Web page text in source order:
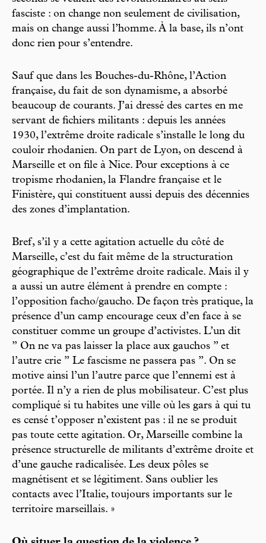
fasciste : on change non seulement de civilisation,
mais on change aussi l’homme. À la base, ils n’ont
donc rien pour s’entendre.
Sauf que dans les Bouches-du-Rhône, l’Action
française, du fait de son dynamisme, a absorbé
beaucoup de courants. J’ai dressé des cartes en me
servant de fichiers militants : depuis les années
1930, l’extrême droite radicale s’installe le long du
couloir rhodanien. On part de Lyon, on descend à
Marseille et on file à Nice. Pour exceptions à ce
tropisme rhodanien, la Flandre française et le
Finistère, qui constituent aussi depuis des décennies
des zones d’implantation.
Bref, s’il y a cette agitation actuelle du côté de
Marseille, c’est du fait même de la structuration
géographique de l’extrême droite radicale. Mais il y
a aussi un autre élément à prendre en compte :
l’opposition facho/gaucho. De façon très pratique, la
présence d’un camp encourage ceux d’en face à se
constituer comme un groupe d’activistes. L’un dit
’’ On ne va pas laisser la place aux gauchos ’’ et
l’autre crie ’’ Le fascisme ne passera pas ’’. On se
motive ainsi l’un l’autre parce que l’ennemi est à
portée. Il n’y a rien de plus mobilisateur. C’est plus
compliqué si tu habites une ville où les gars à qui tu
es censé t’opposer n’existent pas : il ne se produit
pas toute cette agitation. Or, Marseille combine la
présence structurelle de militants d’extrême droite et
d’une gauche radicalisée. Les deux pôles se
magnétisent et se légitiment. Sans oublier les
contacts avec l’Italie, toujours importants sur le
territoire marseillais. »